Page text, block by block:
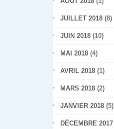
JUILLET 2018 (8)
JUIN 2018 (10)
MAI 2018 (4)
AVRIL 2018 (1)
MARS 2018 (2)
JANVIER 2018 (5)
DÉCEMBRE 2017